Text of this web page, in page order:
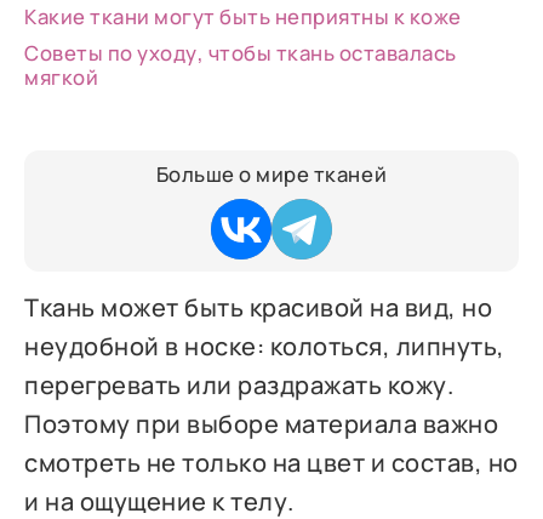
Ткань может быть красивой на вид, но
неудобной в носке: колоться, липнуть,
перегревать или раздражать кожу.
Поэтому при выборе материала важно
смотреть не только на цвет и состав, но
и на ощущение к телу.
Какие ткани могут быть неприятны к коже
Советы по уходу, чтобы ткань оставалась
мягкой
Больше о мире тканей